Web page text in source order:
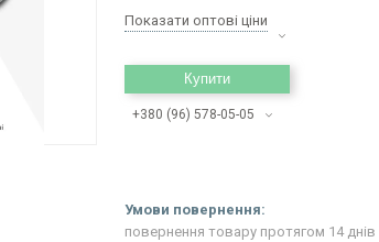
Показати оптові ціни
Купити
+380 (96) 578-05-05
повернення товару протягом 14 днів